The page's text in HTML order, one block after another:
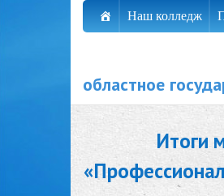
Наш колледж
областное
Итоги